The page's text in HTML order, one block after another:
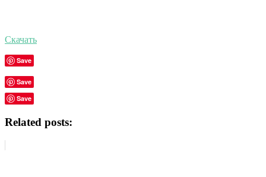
Скачать
Save
Save
Save
Related posts: